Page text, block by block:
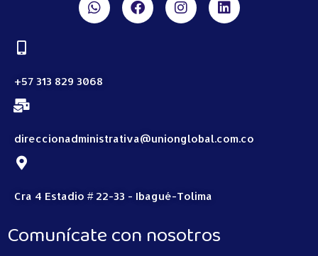
+57 313 829 3068
direccionadministrativa@unionglobal.com.co
Cra 4 Estadio # 22-33 - Ibagué-Tolima
Comunícate con nosotros